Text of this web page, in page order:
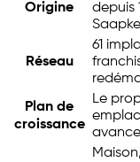
Origine
depuis
Réseau
61
Plan de
croissance
Le